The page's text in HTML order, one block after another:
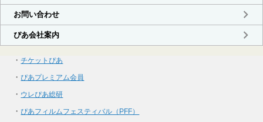
・チケットぴあ
・ぴあプレミアム会員
・ ウレぴあ総研
・ぴあフィルムフェスティバル（PFF）